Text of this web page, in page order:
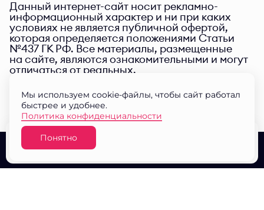
Данный интернет-сайт носит рекламно-
информационный характер и ни при каких
условиях не является публичной офертой,
которая определяется положениями Статьи
№437 ГК РФ. Все материалы, размещенные
на сайте, являются ознакомительными и могут
отличаться от реальных.
О проекте Выбор квартир
Мы используем cookie-файлы, чтобы сайт работал
быстрее и удобнее.
Политика конфиденциальности
Понятно